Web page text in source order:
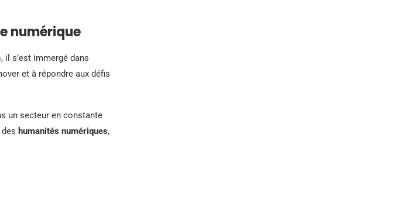
numérique
il s’est immergé dans
et à répondre aux défis
un secteur en constante
humanités numériques,